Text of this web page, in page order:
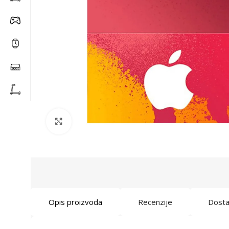
Click to enlarge
Opis proizvoda Recenzije